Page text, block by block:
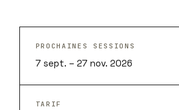
PROCHAINES SESSIONS
7 sept. – 27 nov. 2026
TARIF